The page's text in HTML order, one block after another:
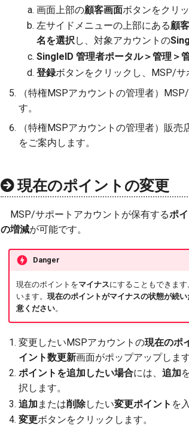
画面上部の顧客画面ボタンをクリ
左サイドメニューの上部にある顧
名を選択し、対象アカウントの
SingleID 管理者ポータル＞管理＞
登録ボタンをクリックし、MSP/サ
（特権MSPアカウントの管理者）
す。
（特権MSPアカウントの管理者）販
をご案内します。
現在のポイントの変更
MSP/サポートアカウントが保有するポ
の増減が可能です。
Danger
現在のポイントをマイナスにすることもできま
います。現在のポイントがマイナスの状態が続
意ください。
変更したいMSPアカウントの現在のポ
イント数更新画面がポップアップします
ポイントを追加したい場合には、 追加
択します。
追加 または削除したい変更ポイント を
変更ボタンをクリックします。